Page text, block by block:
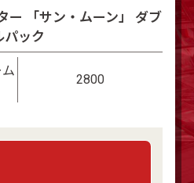
ー 「サン・ムーン」 ダブ
パック
2800